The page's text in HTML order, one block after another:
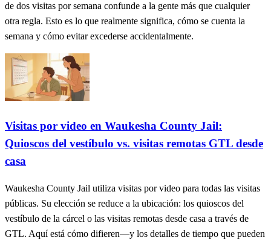
de dos visitas por semana confunde a la gente más que cualquier
otra regla. Esto es lo que realmente significa, cómo se cuenta la
semana y cómo evitar excederse accidentalmente.
Visitas por video en Waukesha County Jail:
Quioscos del vestíbulo vs. visitas remotas GTL desde
casa
Waukesha County Jail utiliza visitas por video para todas las visitas
públicas. Su elección se reduce a la ubicación: los quioscos del
vestíbulo de la cárcel o las visitas remotas desde casa a través de
GTL. Aquí está cómo difieren—y los detalles de tiempo que pueden